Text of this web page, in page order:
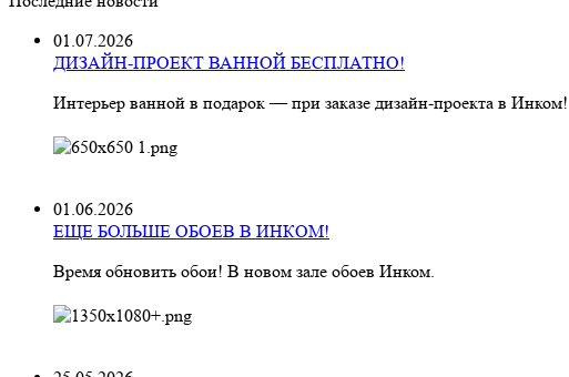
01.07.2026
ДИЗАЙН-ПРОЕКТ ВАННОЙ БЕСПЛАТНО!
Интерьер ванной в подарок — при заказе дизайн‑проекта в Инком!
01.06.2026
ЕЩЕ БОЛЬШЕ ОБОЕВ В ИНКОМ!
Время обновить обои! В новом зале обоев Инком.